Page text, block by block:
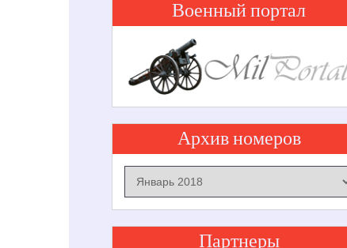
Военный портал
Архив номеров
номеров
Партнеры